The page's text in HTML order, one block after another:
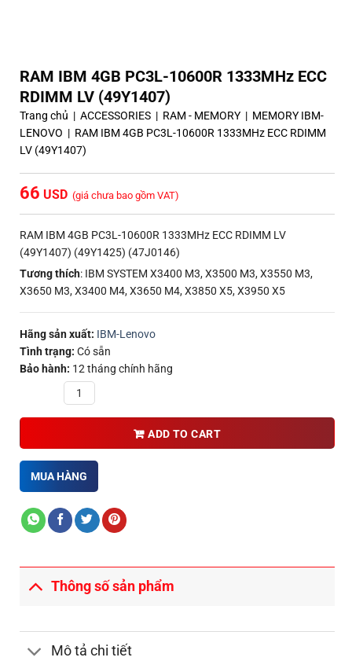
RAM IBM 4GB PC3L-10600R 1333MHz ECC
RDIMM LV (49Y1407)
Trang chủ | ACCESSORIES | RAM - MEMORY | MEMORY IBM-
LENOVO | RAM IBM 4GB PC3L-10600R 1333MHz ECC RDIMM
LV (49Y1407)
66 (giá chưa bao gồm VAT)
RAM IBM 4GB PC3L-10600R 1333MHz ECC RDIMM LV
(49Y1407) (49Y1425) (47J0146)
Tương thích: IBM SYSTEM X3400 M3, X3500 M3, X3550 M3,
X3650 M3, X3400 M4, X3650 M4, X3850 X5, X3950 X5
Hãng sản xuất: IBM-Lenovo
Tình trạng: Có sẵn
Bảo hành: 12 tháng chính hãng
ADD TO CART
MUA HÀNG
Thông số sản phẩm
Mô tả chi tiết